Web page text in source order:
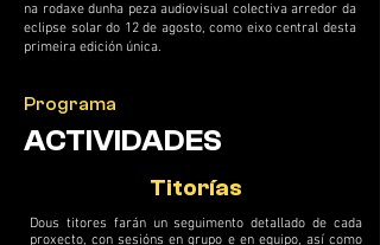
na rodaxe dunha peza audiovisual colectiva arredor da
eclipse solar do 12 de agosto, como eixo central desta
primeira edición única.
Programa
ACTIVIDADES
Titorías
Dous titores farán un seguimento detallado de cada
proxecto, con sesións en grupo e en equipo, así como